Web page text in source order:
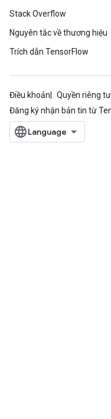
Stack Overflow
Nguyên tắc về thương hiệu
Trích dẫn TensorFlow
Điều khoản Quyền riêng tư
Đăng ký nhận bản tin từ